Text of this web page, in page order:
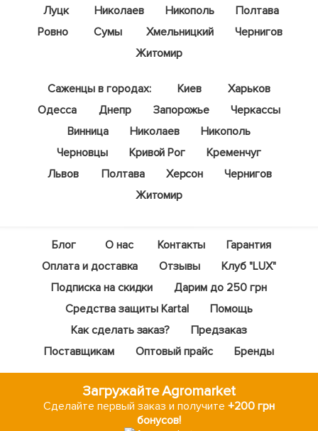
Луцк
Николаев Никополь
Полтава
Ровно
Сумы Хмельницкий
Чернигов
Житомир
Саженцы в городах: Киев
Харьков
Одесса
Днепр Запорожье
Черкассы
Винница
Николаев
Никополь
Черновцы
Кривой Рог
Кременчуг
Львов
Полтава Херсон
Чернигов
Житомир
Блог О нас Контакты
Гарантия
Оплата и доставка
Отзывы
Клуб "LUX"
Подписка на скидки
Дарим до 250 грн
Средства защиты Kartal
Помощь
Как сделать заказ?
Предзаказ
Поставщикам
Оптовый прайс Бренды
Загружайте Agromarket
Сделайте первый заказ и получите +200 грн
бонусов!